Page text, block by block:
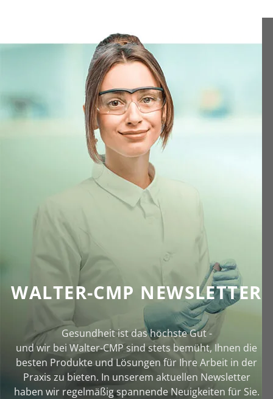
WALTER-CMP NEWSLETTER
Gesundheit ist das höchste Gut -
und wir bei Walter‑CMP sind stets bemüht, Ihnen die
besten Produkte und Lösungen für Ihre Arbeit in der
Praxis zu bieten. In unserem aktuellen Newsletter
haben wir regelmäßig spannende Neuigkeiten für Sie.